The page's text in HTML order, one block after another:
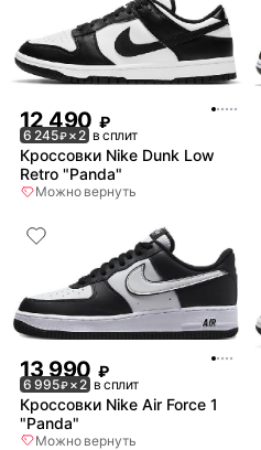
12 490 ₽
6 245₽× 2 в сплит
Кроссовки Nike Dunk Low
Retro "Panda"
Можно вернуть
13 990 ₽
6 995₽× 2 в сплит
Кроссовки Nike Air Force 1
"Panda"
Можно вернуть